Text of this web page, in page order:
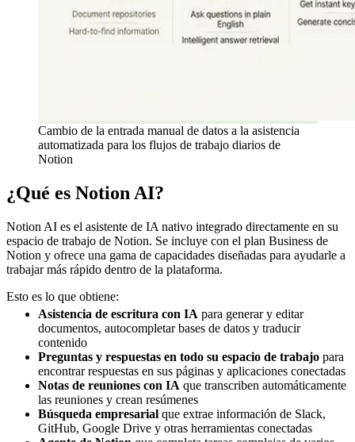
Cambio de la entrada manual de datos a la asistencia
automatizada para los flujos de trabajo diarios de
Notion
¿Qué es Notion AI?
Notion AI es el asistente de IA nativo integrado directamente en su
espacio de trabajo de Notion. Se incluye con el plan Business de
Notion y ofrece una gama de capacidades diseñadas para ayudarle a
trabajar más rápido dentro de la plataforma.
Esto es lo que obtiene:
Asistencia de escritura con IA para generar y editar
documentos, autocompletar bases de datos y traducir
contenido
Preguntas y respuestas en todo su espacio de trabajo para
encontrar respuestas en sus páginas y aplicaciones conectadas
Notas de reuniones con IA que transcriben automáticamente
las reuniones y crean resúmenes
Búsqueda empresarial que extrae información de Slack,
GitHub, Google Drive y otras herramientas conectadas